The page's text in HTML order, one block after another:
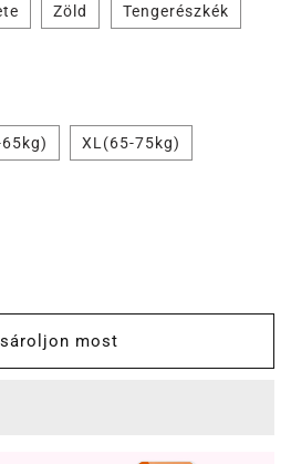
Zöld Tengerészkék
XL(65-75kg)
most